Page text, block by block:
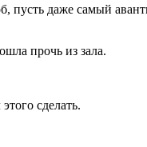
пусть даже самый
прочь из зала.
сделать.